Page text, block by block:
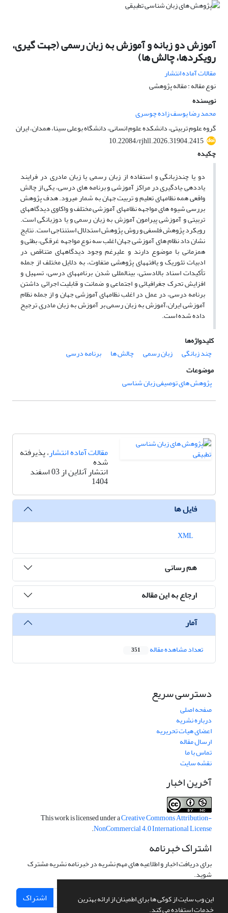
این وب سایت از کوکی ها برای اطمینان از ارائه بهترین
خدمات استفاده می کند.
آموزش دو زبانه و آموزش به زبان رسمی (جهت گیری،
رویکردها، چالش ها)
مقالات آماده انتشار
نوع مقاله : مقاله پژوهشی
نویسنده
محمد رضا یوسف زاده چوسری
گروه علوم تربیتی، دانشکده علوم انسانی، دانشگاه بوعلی سینا، همدان، ایران
10.22084/rjhll.2026.31904.2415
چکیده
دو یا چندزبانگی و استفاده از زبان رسمی یا زبان مادری در فرایند
یاددهی –یادگیری در مراکز آموزشی و برنامه های درسی، یکی از چالش
واقعی همه نظامهای تعلیم و تربیت جهان به شمار میرود. هدف پژوهش
بررسی شیوه های مواجهه نظامهای آموزشی مختلف و واکاوی دیدگاههای
تربیتی و آموزشی پیرامون آموزش به زبان رسمی و یا دوزبانگی است.
رویکرد پژوهش فلسفی و روش پژوهش استدلال استنتاجی است. نتایج
نشان داد نظام های آموزشی جهان اغلب سه نوع مواجهه غرقگی، بطئی و
همزمانی با موضوع دارند و علیرغم وجود دیدگاههای متناقص در
ادبیات تئوریک و یافتههای پژوهشی متفاوت، به دلایل مختلف از جمله
تأکیدات اسناد بالادستی، بینالمللی شدن برنامههای درسی، تسهیل و
افزایش تحرک جغرافیائی و اجتماعی و ضمانت و قابلیت اجرائی داشتن
برنامه درسی، در عمل در اغلب نظامهای آموزشی جهان و از جمله نظام
آموزشی ایران،آموزش به زبان رسمی بر آموزش به زبان مادری ترجیح
داده شده است.
کلیدواژه‌ها
چند زبانگی
زبان رسمی چالش ها
برنامه درسی
موضوعات
پژوهش های توصیفی زبان شناسی
مقالات آماده انتشار، پذیرفته
شده
انتشار آنلاین از 03 اسفند
1404
فایل ها
هم رسانی
ارجاع به این مقاله
آمار
تعداد مشاهده مقاله 351
دسترسی سریع
صفحه اصلی
درباره نشریه
اعضای هیات تحریریه
ارسال مقاله
تماس با ما
نقشه سایت
آخرین اخبار
This work is licensed under aCreative Commons Attribution-
NonCommercial 4.0 International License
.
اشتراک خبرنامه
برای دریافت اخبار و اطلاعیه های مهم نشریه در خبرنامه نشریه مشترک
شوید.
اشتراک